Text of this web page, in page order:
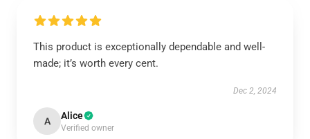
This product is exceptionally dependable and well-
made; it’s worth every cent.
Dec 2, 2024
A Alice
Verified owner